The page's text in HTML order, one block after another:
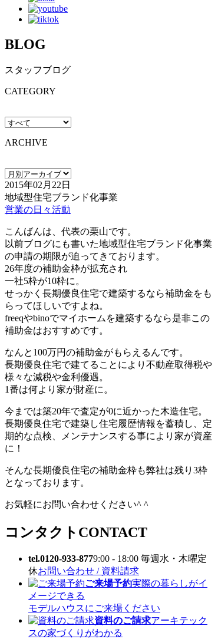
BLOG
スタッフブログ
CATEGORY
ARCHIVE
2015年02月22日
地域型住宅ブランド化事業
営業の日々活動
こんばんは、代表の栗山です。
以前ブログにも書いた地域型住宅ブランド化事業
の申請の期限が迫ってきております。
26年度の補助金枠が拡充され
一社5枠が10枠に。
せっかく長期優良住宅で建築するなら補助金をも
らってほしいですよね。
freeqやbinoでマイホームを建築するなら是非この
補助金はおすすめです。
なんと100万円の補助金がもらえるんです。
長期優良住宅で建てることにより不動産取得税や
様々な減税や金利優遇。
1番は何より家が財産に。
今までは築20年で査定が0に近かった木造住宅。
長期優良住宅で建築し住宅履歴情報を蓄積し、定
期的な点検、メンテナンスする事により家が資産
に！
そんな長期優良住宅の補助金枠も弊社は残り3枠
となっております。
お気軽にお問い合わせください^ ^
コンタクト CONTACT
tel.0120-933-8779:00 - 18:00 毎週水・木曜定
休お問い合わせ / 資料請求
ご来場予約実際の暮らしがイ
メージできる
モデルハウスにご来場ください
資料のご請求アーキテック
スの家づくりがわかる